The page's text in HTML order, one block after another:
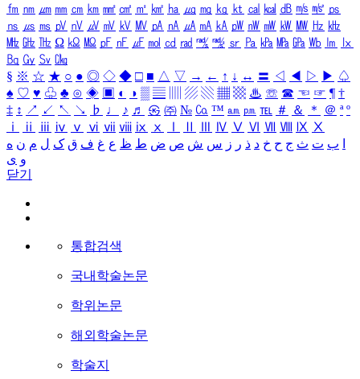
㎙ ㎚ ㎛ ㎜ ㎝ ㎞ ㎟ ㎠ ㎡ ㎢ ㏊ ㎍ ㎎ ㎏ ㏏ ㎈ ㎉ ㏈ ㎧ ㎨ ㎰
㎱ ㎲ ㎳ ㎴ ㎵ ㎶ ㎷ ㎸ ㎹ ㎀ ㎁ ㎂ ㎃ ㎄ ㎺ ㎻ ㎽ ㎾ ㎿ ㎐ ㎑
㎒ ㎓ ㎔ Ω ㏀ ㏁ ㎊ ㎋ ㎌ ㏖ ㏅ ㎭ ㎮ ㎯ ㏛ ㎩ ㎪ ㎫ ㎬ ㏝ ㏐
㏓
㏃ ㏉ ㏜ ㏆
§ ※ ☆ ★ ○ ● ◎ ◇ ◆ □ ■ △ ▽ → ← ↑ ↓ ↔ 〓 ◁ ◀ ▷ ▶ ♤
♠ ♡ ♥ ♧ ♣ ⊙ ◈ ▣ ◐ ◑ ▒ ▤ ▨ ▧ ▦ ▩ ♨ ☏ ☎ ☜ ☞ ¶ †
‡ ↕ ↗ ↙ ↖ ↘ ♭ ♩ ♪ ♬ ㉿ ㈜ № ㏇ ™ ㏂ ㏘ ℡ ＃ ＆ ＊ ＠ ª º
ⅰ
ⅱ ⅲ ⅳ ⅴ ⅵ ⅶ ⅷ ⅸ ⅹ Ⅳ Ⅴ Ⅵ Ⅶ Ⅷ Ⅸ Ⅹ
ب ت ث ج ح خ د ذ ر ز س ش ص ض ط ظ ع غ ف ق ک ل م ن ه
و ی
닫기
통합검색
국내학술논문
학위논문
해외학술논문
학술지